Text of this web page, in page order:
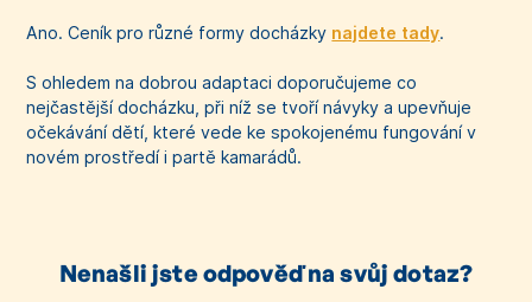
Ano. Ceník pro různé formy docházky najdete tady.
S ohledem na dobrou adaptaci doporučujeme co
nejčastější docházku, při níž se tvoří návyky a upevňuje
očekávání dětí, které vede ke spokojenému fungování v
novém prostředí i partě kamarádů.
Nenašli jste odpověď na svůj dotaz?